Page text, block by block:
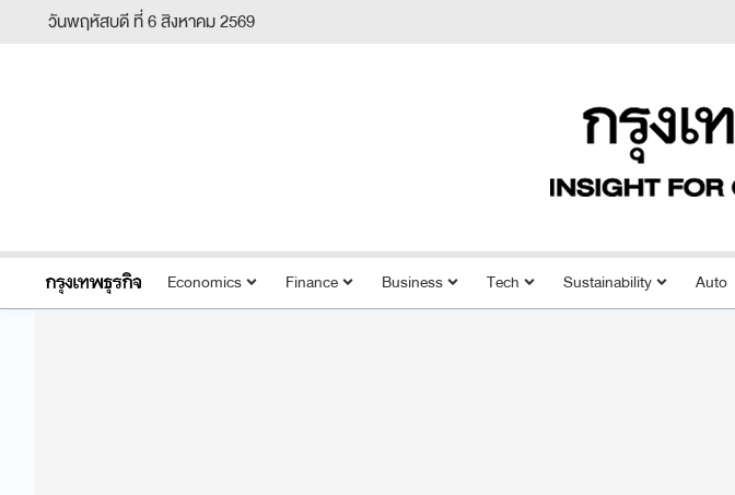
วันพฤหัสบดี ที่ 6 สิงหาคม 2569
Economics Finance Business Tech Sustainability Auto